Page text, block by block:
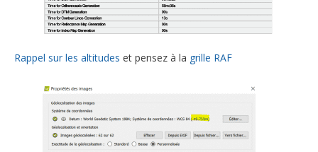
Rappel sur les altitudes et pensez à la grille RAF